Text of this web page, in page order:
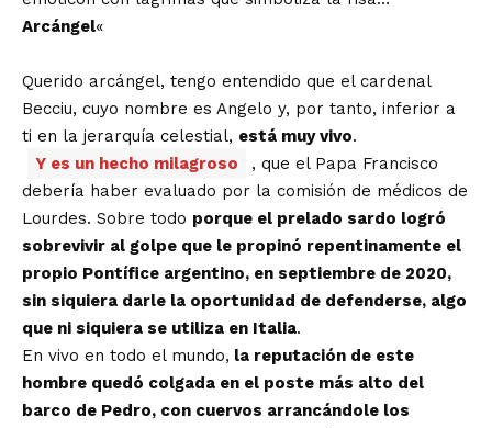
Arcángel«
Querido arcángel, tengo entendido que el cardenal
Becciu, cuyo nombre es Angelo y, por tanto, inferior a
ti en la jerarquía celestial, está muy vivo.
Y es un hecho milagroso
, que el Papa Francisco
debería haber evaluado por la comisión de médicos de
Lourdes. Sobre todo porque el prelado sardo logró
sobrevivir al golpe que le propinó repentinamente el
propio Pontífice argentino, en septiembre de 2020,
sin siquiera darle la oportunidad de defenderse, algo
que ni siquiera se utiliza en Italia.
En vivo en todo el mundo, la reputación de este
hombre quedó colgada en el poste más alto del
barco de Pedro, con cuervos arrancándole los